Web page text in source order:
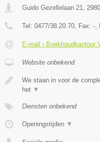
Guido Gezellelaan 21 2980
Tel: 0477/38.20.70 , Fax: -
E-mail › Boekhoudkantoor
Website onbekend
We staan in voor de
het ▼
Diensten onbekend
Openingstijden ▼